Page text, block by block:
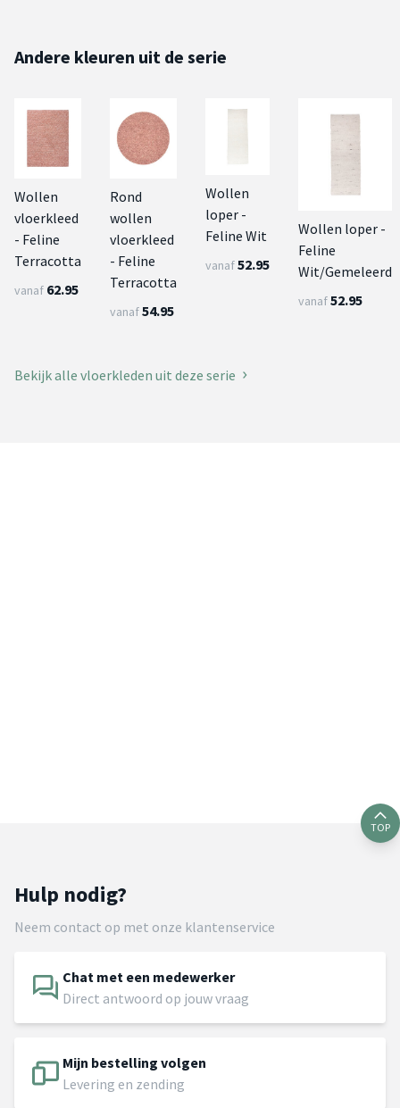
Andere kleuren uit de serie
Wollen
vloerkleed
- Feline
Terracotta
vanaf 62.95
Rond
wollen
vloerkleed
- Feline
Terracotta
vanaf54.95
Wollen
loper -
Feline Wit
vanaf52.95
Wollen loper -
Feline
Wit/Gemeleerd
vanaf52.95
Bekijk alle vloerkleden uit deze serie
TOP
Hulp nodig?
Neem contact op met onze klantenservice
Chat met een medewerker
Direct antwoord op jouw vraag
Mijn bestelling volgen
Levering en zending